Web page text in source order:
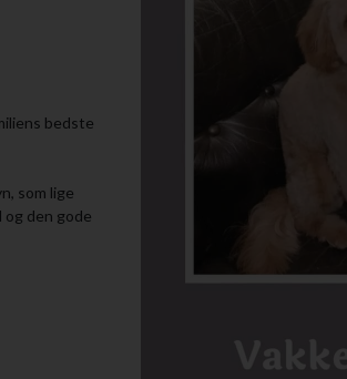
bedste
som lige
den gode